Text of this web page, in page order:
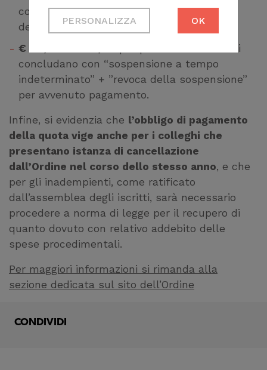
Cookie tecnici
Necessari per
correttamente del
sito
Cookie di profilazione
Ci permettono di
raccogliere dati
statistici su di te per
migliorare il servizio
PERSONALIZZA OK
con “archiviazione” (44.2 del codice
deontologico);
€ 40,00 + € 20,00
per procedimenti che si
concludano con “sospensione a tempo
indeterminato” + ”revoca della sospensione”
per avvenuto pagamento.
Infine, si evidenzia che l’obbligo di pagamento
della quota vige anche per i colleghi che
presentano istanza di cancellazione
dall’Ordine nel corso dello stesso anno, e che
per gli inadempienti, come ratificato
dall’assemblea degli iscritti, sarà necessario
procedere a norma di legge per il recupero di
quanto dovuto con relativo addebito delle
spese procedimentali.
Per maggiori informazioni si rimanda alla
sezione dedicata sul sito dell’Ordine
CONDIVIDI